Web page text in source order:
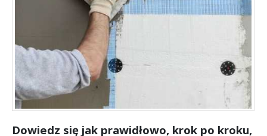
Dowiedz się jak prawidłowo, krok po kroku,